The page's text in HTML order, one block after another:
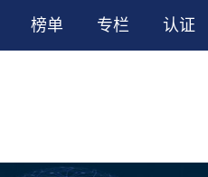
榜单 专栏 认证